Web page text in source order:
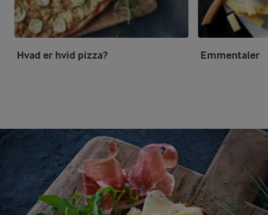
Hvad er hvid pizza? Emmentaler